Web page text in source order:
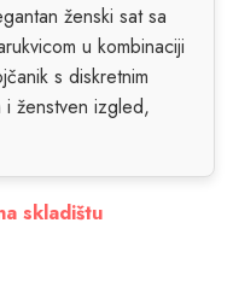
ženski sat sa
u kombinaciji
s diskretnim
i ženstven izgled,
skladištu